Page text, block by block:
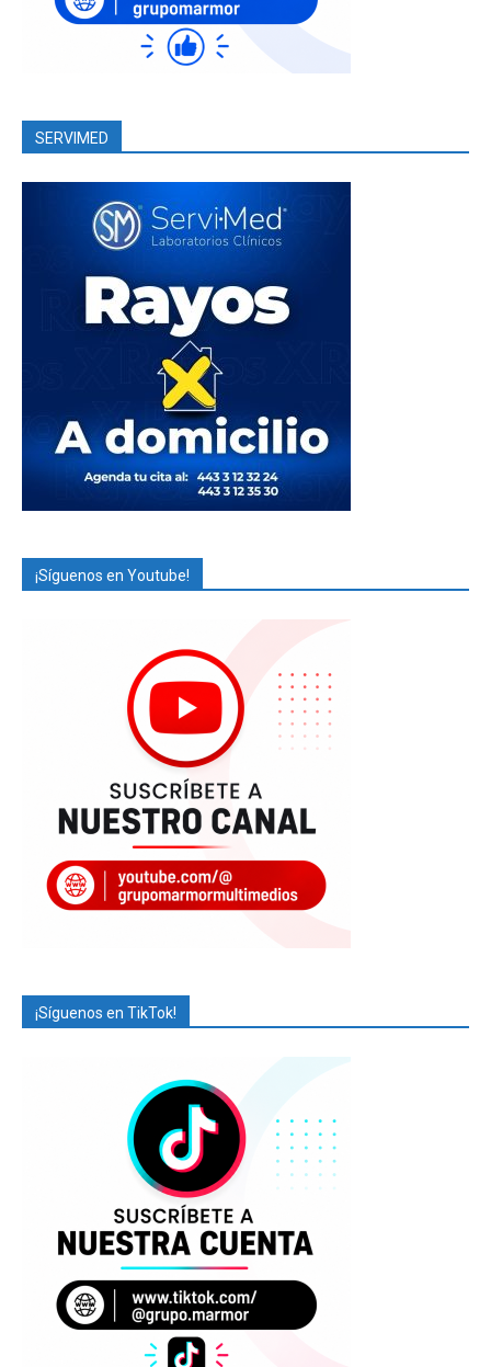
SERVIMED
¡Síguenos en Youtube!
¡Síguenos en TikTok!